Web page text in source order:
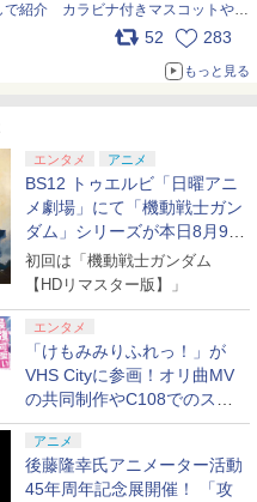
で紹介 カラビナ付きマスコットやス
52 283
もっと見る
エンタメ アニメ
BS12 トゥエルビ「日曜アニ
メ劇場」にて「機動戦士ガン
ダム」シリーズが本日8月9日
から8週連続で放送
初回は「機動戦士ガンダム
【HDリマスター版】」
エンタメ
「けもみみりふれっ！」が
VHS Cityに参画！オリ曲MV
の共同制作やC108でのスペ
シャルコラボ広告を掲出
アニメ
後藤隆幸氏アニメーター活動
45年周年記念展開催！ 「攻